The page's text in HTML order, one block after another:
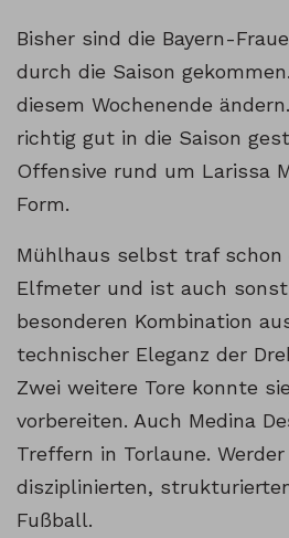
Bisher sind die Bayern-
durch die Saison
diesem Wochenende
richtig gut in die Saison
Offensive rund um Larissa
Form.
Mühlhaus selbst traf schon
Elfmeter und ist auch
besonderen Kombination
technischer Eleganz der
Zwei weitere Tore konnte
vorbereiten. Auch Medina
Treffern in Torlaune.
disziplinierten,
Fußball.